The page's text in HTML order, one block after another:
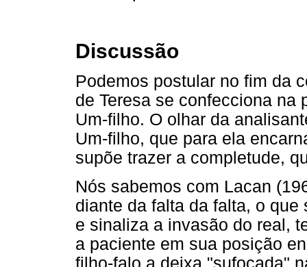
Discussão
Podemos postular no fim da
de Teresa se confecciona na
Um-filho. O olhar da
Um-filho, que para ela
supõe trazer a completude,
Nós sabemos com Lacan
diante da falta da falta, o
e sinaliza a invasão do real,
a paciente em sua posição
filho-falo a deixa "sufocada"